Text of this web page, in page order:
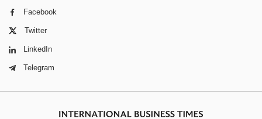
Facebook
Twitter
LinkedIn
Telegram